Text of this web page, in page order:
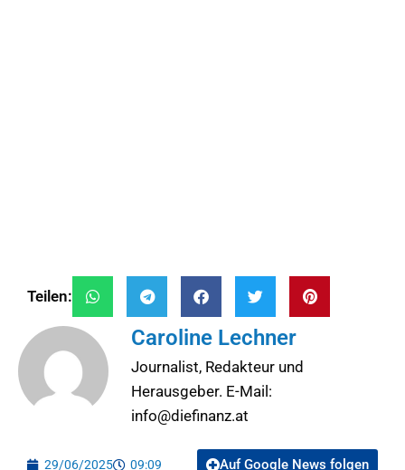
Teilen:
Caroline Lechner
Journalist, Redakteur und
Herausgeber. E-Mail:
info@diefinanz.at
29/06/2025 09:09 Auf Google News folgen